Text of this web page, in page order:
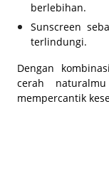
berlebihan.
Sunscreen
terlindungi.
Dengan
cerah
mempercantik